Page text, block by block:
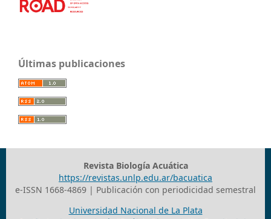
Últimas publicaciones
Revista Biología Acuática
https://revistas.unlp.edu.ar/bacuatica
e-ISSN 1668-4869 | Publicación con periodicidad semestral
Universidad Nacional de La Plata